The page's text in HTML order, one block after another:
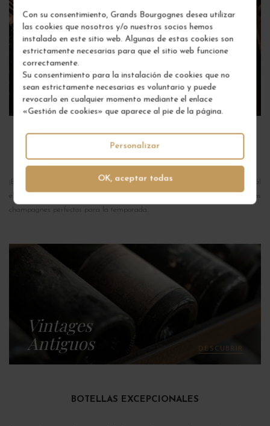
Con su consentimiento, Grands Bourgognes desea utilizar
las cookies que nosotros y/o nuestros socios hemos
instalado en este sitio web. Algunas de estas cookies son
estrictamente necesarias para que el sitio web funcione
correctamente.
Su consentimiento para la instalación de cookies que no
sean estrictamente necesarias es voluntario y puede
revocarlo en cualquier momento mediante el enlace
«Gestión de cookies» que aparece al pie de la página.
OK, aceptar todas
Personalizar
Champán DESCUBRIR
Vintages
Antiguos
DESCUBRIR
EL CHAMPÁN
¡Es hora de champán! Así que seguramente te estás preguntando cuál
elegir. No te preocupes, Grands Bourgognes ha seleccionado para ti los
champagnes perfectos para la temporada.
BOTELLAS EXCEPCIONALES